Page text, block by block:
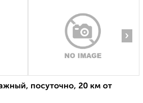
›
посуточно, 20 км от